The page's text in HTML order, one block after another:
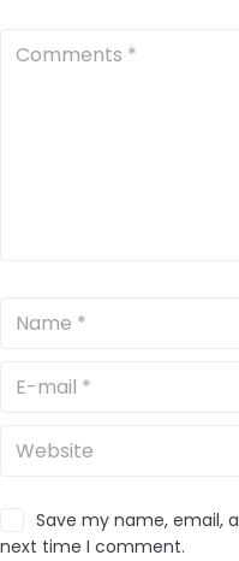
Save my name, email,
next time I comment.